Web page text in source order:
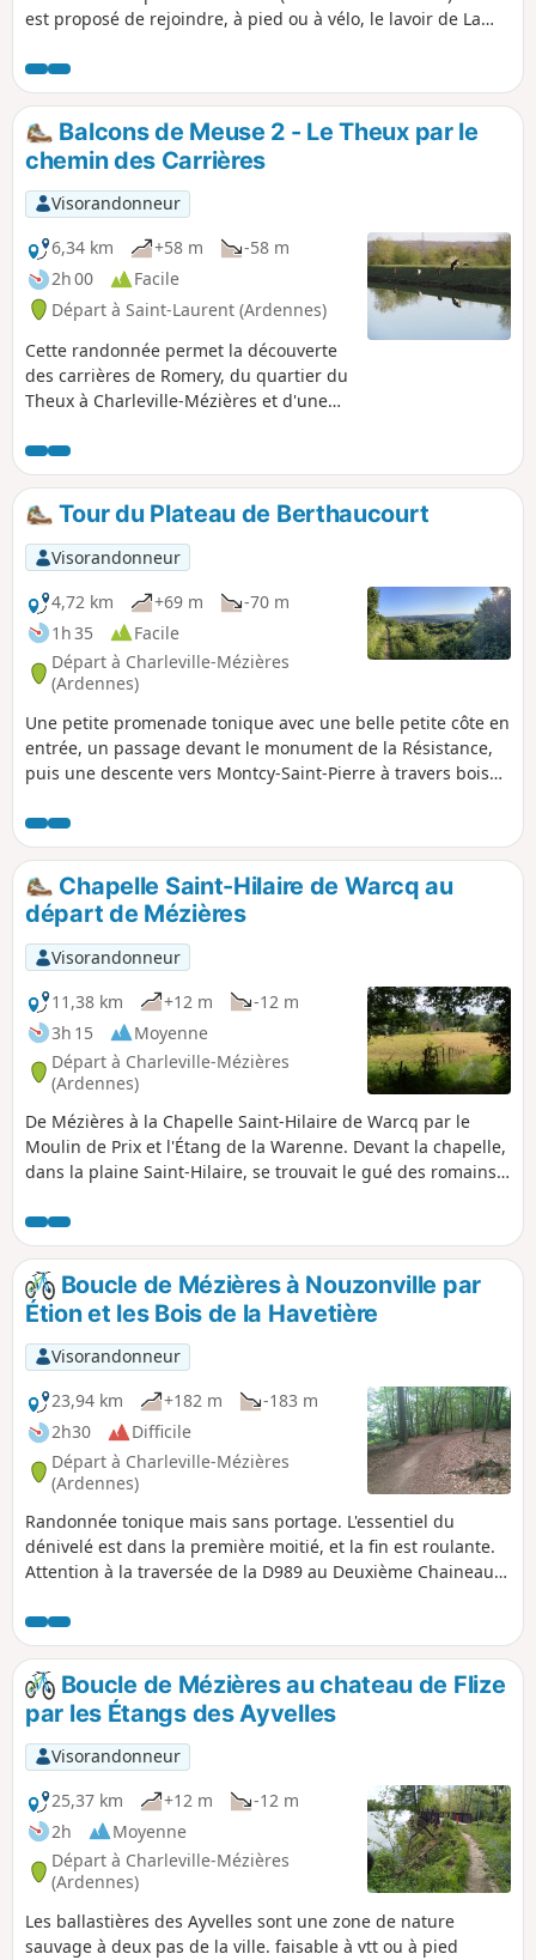
est proposé de rejoindre, à pied ou à vélo, le lavoir de La
vous sera donné à voir une exposition éphémère d'œuvres
d'arts. Ces chemins champêtres au cœur des Crêtes
Préardennaises vous donneront un bel aperçu de la région,
ses forêts, ses bocages et ses villages. Attention : cette
randonnée en ligne nécessite l’organisation avec deux
véhicules si on ne veut pas faire le retour à pied (soit 18 km
A/R).
Balcons de Meuse 2 - Le Theux par le
chemin des Carrières
Visorandonneur
6,34 km
+58 m
-58 m
2h 00
Facile
Départ à Saint-Laurent (Ardennes)
Cette randonnée permet la découverte
des carrières de Romery, du quartier du
Theux à Charleville-Mézières et d'une
programme d'aménagement des berges
de la Meuse. Il est possible de la
coupler avec la randonnée précédente
au départ de Ville-sur-Lumes.
Tour du Plateau de Berthaucourt
Visorandonneur
4,72 km
+69 m
-70 m
1h 35
Facile
Départ à Charleville-Mézières
(Ardennes)
Une petite promenade tonique avec une belle petite côte en
entrée, un passage devant le monument de la Résistance,
puis une descente vers Montcy-Saint-Pierre à travers bois
l'arrivée par la Voie Verte.
Chapelle Saint-Hilaire de Warcq au
départ de Mézières
Visorandonneur
11,38 km
+12 m
-12 m
3h 15
Moyenne
Départ à Charleville-Mézières
(Ardennes)
De Mézières à la Chapelle Saint-Hilaire de Warcq par le
Moulin de Prix et l'Étang de la Warenne. Devant la chapelle,
dans la plaine Saint-Hilaire, se trouvait le gué des romains
Ardennaises, 04/2020), Cette boucle de 11,5 km, facile et
avec une orientation facile, visite le Moulin de Prix-les
Mézières, la Tour de l’Eau à Warcq et l'Étang de la Warenne.
Boucle de Mézières à Nouzonville par
Étion et les Bois de la Havetière
Visorandonneur
23,94 km
+182 m
-183 m
2h30
Difficile
Départ à Charleville-Mézières
(Ardennes)
Randonnée tonique mais sans portage. L'essentiel du
dénivelé est dans la première moitié, et la fin est roulante.
Attention à la traversée de la D989 au Deuxième Chaineau,
Boucle de Mézières au chateau de Flize
par les Étangs des Ayvelles
Visorandonneur
25,37 km
+12 m
-12 m
2h
Moyenne
Départ à Charleville-Mézières
(Ardennes)
Les ballastières des Ayvelles sont une zone de nature
sauvage à deux pas de la ville. faisable à vtt ou à pied